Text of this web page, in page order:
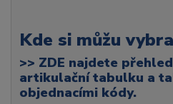
Kde si můžu
>> ZDE najdete
artikulační tabulku a
objednacími kódy.